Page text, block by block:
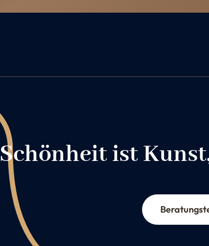
Schönheit ist